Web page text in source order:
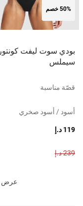
50% خصم
بودي سوت ليفت كونتور
سيملس
قصّة مناسبة
أسود / أسود صخري
119 د.إ
239 د.إ
عرض 1 - 0 من إجمالي 20 المنتجات